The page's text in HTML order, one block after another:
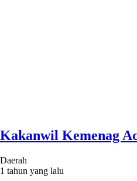
Kakanwil Kemenag
Daerah
1 tahun yang lalu